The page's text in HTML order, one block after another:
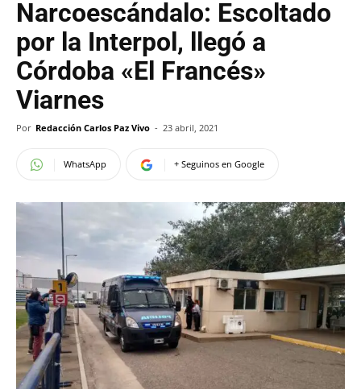
Narcoescándalo: Escoltado
por la Interpol, llegó a
Córdoba «El Francés»
Viarnes
Por Redacción Carlos Paz Vivo - 23 abril, 2021
WhatsApp + Seguinos en Google